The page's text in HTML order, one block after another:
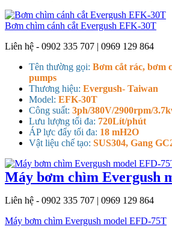
Bơm chìm cánh cắt Evergush EFK-30T
Liên hệ - 0902 335 707 | 0969 129 864
Tên thường gọi: Bơm cắt rác, bơm
pumps
Thương hiệu: Evergush- Taiwan
Model: EFK-30T
Công suất: 3ph/380V/2900rpm/
Lưu lượng tối đa: 720Lít/phút
ÁP lực đẩy tối đa: 18 mH2O
Vật liệu chế tạo: SUS304, Gang
Máy bơm chìm Evergush
Liên hệ - 0902 335 707 | 0969 129 864
Máy bơm chìm Evergush model EFD-75T